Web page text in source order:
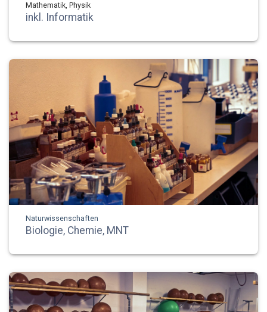
Mathematik, Physik
inkl. Informatik
Naturwissenschaften
Biologie, Chemie, MNT